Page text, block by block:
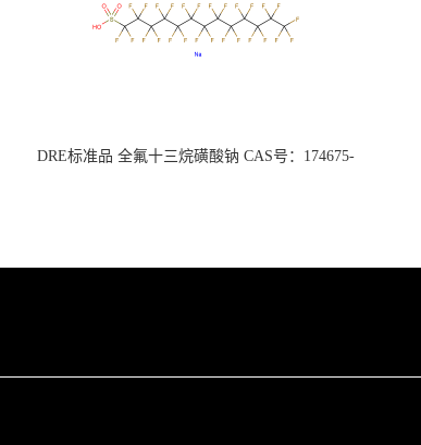
DRE标准品 全氟十三烷磺酸钠 CAS号：174675-